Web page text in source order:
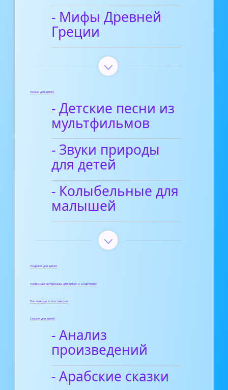
- Мифы Древней
Греции
Песни для детей
- Детские песни из
мультфильмов
- Звуки природы
для детей
- Колыбельные для
малышей
Поделки для детей
Полезные материалы для детей и родителей
Пословицы и поговорки
Сказки для детей
- Анализ
произведений
- Арабские сказки